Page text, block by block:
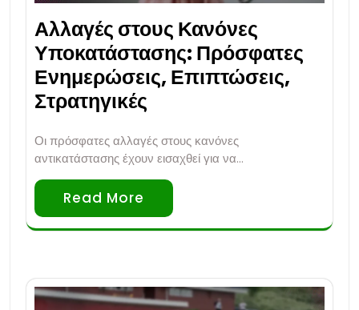
Αλλαγές στους Κανόνες
Υποκατάστασης: Πρόσφατες
Ενημερώσεις, Επιπτώσεις,
Στρατηγικές
Οι πρόσφατες αλλαγές στους κανόνες
αντικατάστασης έχουν εισαχθεί για να…
Read More